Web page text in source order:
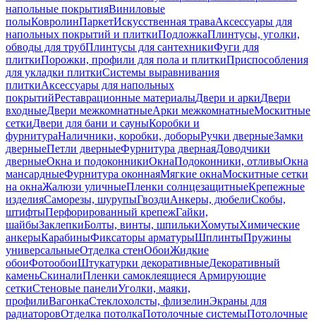
напольные покрытияВиниловые
полыКовролинПаркетИскусственная траваАксессуары для
напольных покрытий и плиткиПодложкаПлинтусы, уголки,
обводы для трубПлинтусы для сантехникиФуги для
плиткиПорожки, профили для пола и плиткиПриспособления
для укладки плиткиСистемы выравнивания
плиткиАксессуары для напольных
покрытийРеставрационные материалыДвери и аркиДвери
входныеДвери межкомнатныеАрки межкомнатныеМоскитные
сеткиДвери для бани и сауныКоробки и
фурнитураНаличники, коробки, доборыРучки дверныеЗамки
дверныеПетли дверныеФурнитура двернаяДоводчики
дверныеОкна и подоконникиОкнаПодоконники, отливыОкна
мансардныеФурнитура оконнаяМягкие окнаМоскитные сетки
на окнаЖалюзи уличныеПленки солнцезащитныеКрепежные
изделияСаморезы, шурупыГвоздиАнкеры, дюбелиСкобы,
штифтыПерфорированный крепежГайки,
шайбыЗаклепкиБолты, винты, шпилькиХомутыХимические
анкерыКарабиныФиксаторы арматурыШплинтыПружины
универсальныеОтделка стенОбоиЖидкие
обоиФотообоиШтукатурки декоративныеДекоративный
каменьСкиналиПленки самоклеящиеся Армирующие
сеткиСтеновые панелиУголки, маяки,
профилиВагонкаСтеклохолсты, флизелинЭкраны для
радиаторовОтделка потолкаПотолочные системыПотолочные